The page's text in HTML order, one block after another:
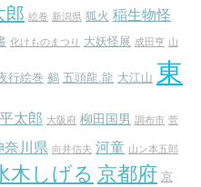
郎 絵巻 新潟県 狐火 稲生物怪
化けものまつり 大妖怪展 成田亨 山
行絵巻 鵺 五頭龍.龍 大江山 東
太郎 大阪府 柳田国男 調布市 菅
奈川県 向井信夫 河童 山ン本五郎
木しげる 京都府 京